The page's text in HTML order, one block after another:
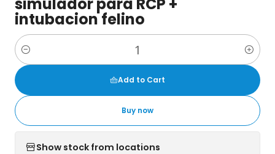
intubacion felino
Quantity
Add to Cart
Buy now
Show stock from locations